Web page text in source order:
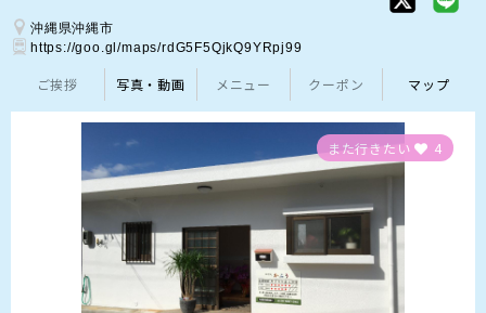
沖縄県沖縄市
https://goo.gl/maps/rdG5F5QjkQ9YRpj99
ご挨拶 写真・動画 メニュー クーポン マップ
また行きたい 4